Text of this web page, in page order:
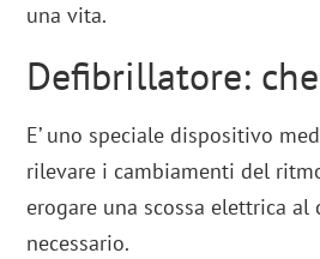
una vita.
Defibrillatore: che
E’ uno speciale dispositivo
rilevare i cambiamenti del
erogare una scossa elettrica al
necessario.